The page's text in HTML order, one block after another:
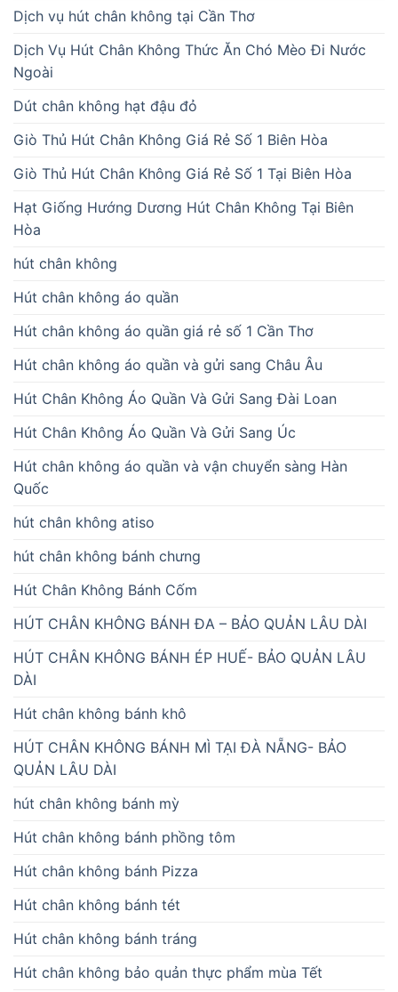
Dịch vụ hút chân không tại Cần Thơ
Dịch Vụ Hút Chân Không Thức Ăn Chó Mèo Đi Nước
Ngoài
Dút chân không hạt đậu đỏ
Giò Thủ Hút Chân Không Giá Rẻ Số 1 Biên Hòa
Giò Thủ Hút Chân Không Giá Rẻ Số 1 Tại Biên Hòa
Hạt Giống Hướng Dương Hút Chân Không Tại Biên
Hòa
hút chân không
Hút chân không áo quần
Hút chân không áo quần giá rẻ số 1 Cần Thơ
Hút chân không áo quần và gửi sang Châu Âu
Hút Chân Không Áo Quần Và Gửi Sang Đài Loan
Hút Chân Không Áo Quần Và Gửi Sang Úc
Hút chân không áo quần và vận chuyển sàng Hàn
Quốc
hút chân không atiso
hút chân không bánh chưng
Hút Chân Không Bánh Cốm
HÚT CHÂN KHÔNG BÁNH ĐA – BẢO QUẢN LÂU DÀI
HÚT CHÂN KHÔNG BÁNH ÉP HUẾ- BẢO QUẢN LÂU
DÀI
Hút chân không bánh khô
HÚT CHÂN KHÔNG BÁNH MÌ TẠI ĐÀ NẴNG- BẢO
QUẢN LÂU DÀI
hút chân không bánh mỳ
Hút chân không bánh phồng tôm
Hút chân không bánh Pizza
Hút chân không bánh tét
Hút chân không bánh tráng
Hút chân không bảo quản thực phẩm mùa Tết